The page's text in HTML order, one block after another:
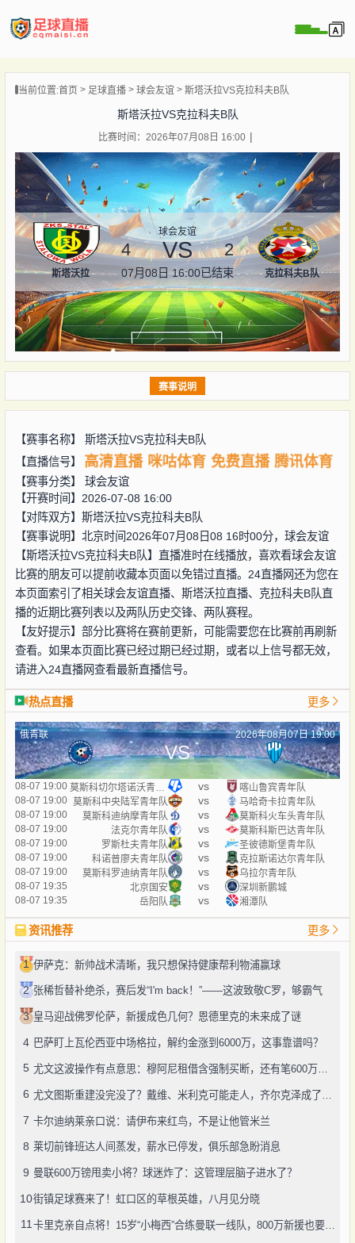
播
闻
当前位置:首页 足球直播 球会友谊 斯塔沃拉VS克拉科夫B队
斯塔沃拉VS克拉科夫B队
比赛时间：2026年07月08日 16:00
斯塔沃拉
球会友谊
4 VS 2
07月08日 16:00已结束 克拉科夫B队
赛事说明
【赛事名称】 斯塔沃拉VS克拉科夫B队
【直播信号】
高清直播 咪咕体育 免费直播 腾讯体育
【赛事分类】 球会友谊
【开赛时间】2026-07-08 16:00
【对阵双方】 斯塔沃拉VS克拉科夫B队
【赛事说明】北京时间2026年07月08日08 16时00分，球会友谊
【斯塔沃拉VS克拉科夫B队】直播准时在线播放，喜欢看球会友谊
比赛的朋友可以提前收藏本页面以免错过直播。24直播网还为您在
本页面索引了相关球会友谊直播、斯塔沃拉直播、克拉科夫B队直
播的近期比赛列表以及两队历史交锋、两队赛程。
【友好提示】部分比赛将在赛前更新，可能需要您在比赛前再刷新
查看。如果本页面比赛已经过期已经过期，或者以上信号都无效，
请进入24直播网查看最新直播信号。
热点直播 更多
俄青联 2026年08月07日 19:00
VS
08-07 19:00 莫斯科切尔塔诺沃青年队 vs
喀山鲁宾青年队
08-07 19:00 莫斯科中央陆军青年队 vs
马哈奇卡拉青年队
08-07 19:00
莫斯科迪纳摩青年队 vs
莫斯科火车头青年队
08-07 19:00
法克尔青年队 vs
莫斯科斯巴达青年队
08-07 19:00
罗斯杜夫青年队 vs
圣彼德斯堡青年队
08-07 19:00
科诺普廖夫青年队 vs
克拉斯诺达尔青年队
08-07 19:00
莫斯科罗迪纳青年队 vs
乌拉尔青年队
08-07 19:35
北京国安 vs
深圳新鹏城
08-07 19:35
岳阳队 vs 湘潭队
资讯推荐 更多
1 伊萨克：新帅战术清晰，我只想保持健康帮利物浦赢球
2 张稀哲替补绝杀，赛后发“I'm back！”——这波致敬C罗，够霸气
3 皇马迎战佛罗伦萨，新援成色几何？恩德里克的未来成了谜
4 巴萨盯上瓦伦西亚中场格拉，解约金涨到6000万，这事靠谱吗？
5
6
7 卡尔迪纳莱亲口说：请伊布来红鸟，不是让他管米兰
8 莱切前锋班达人间蒸发，薪水已停发，俱乐部急盼消息
9 曼联600万镑甩卖小将？球迷炸了：这管理层脑子进水了？
10街镇足球赛来了！虹口区的草根英雄，八月见分晓
11 卡里克亲自点将！15岁“小梅西”合练曼联一线队，800万新援也要露脸